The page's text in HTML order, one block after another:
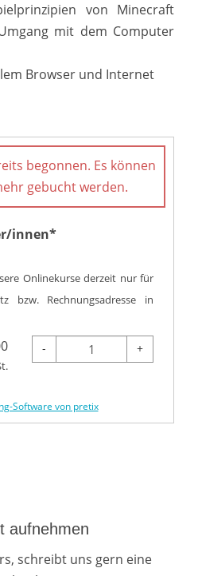
von Minecraft
mit dem Computer
Browser und Internet
begonnen. Es können
gebucht werden.
innen*
Onlinekurse derzeit nur für
bzw. Rechnungsadresse in
- +
Software von pretix
aufnehmen
schreibt uns gern eine